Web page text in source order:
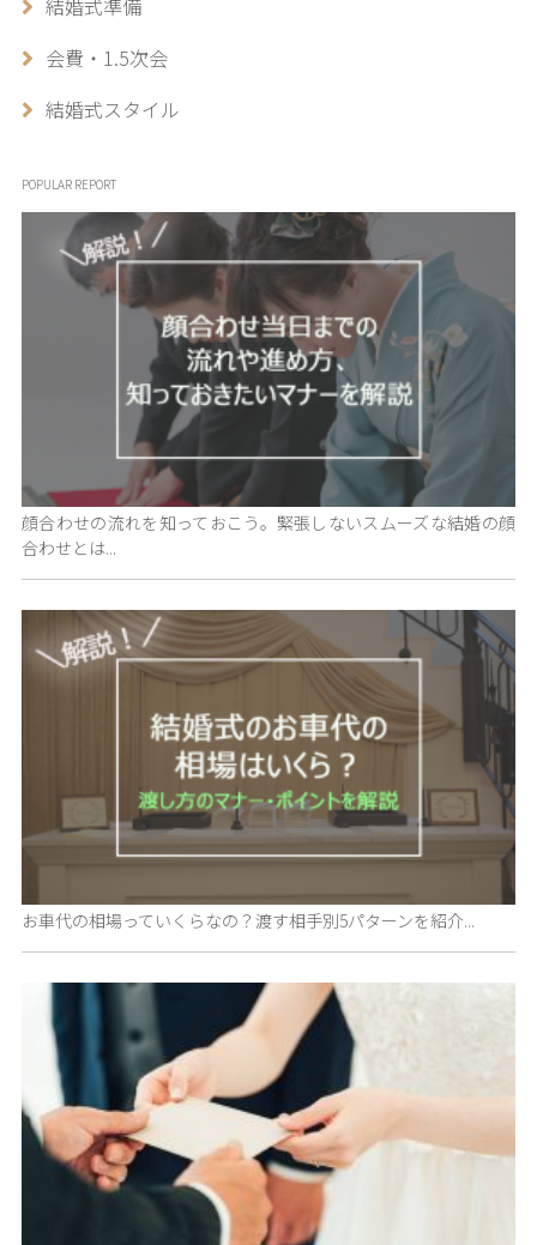
会費・1.5次会
結婚式スタイル
POPULAR REPORT
顔合わせの流れを知っておこう。緊張しないスムーズな結婚の顔
合わせとは...
お車代の相場っていくらなの？渡す相手別5パターンを紹介...